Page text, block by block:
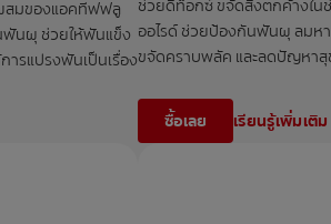
ผสมของแอคทีฟฟลู
ฟันผุ ช่วยให้ฟันแข็ง
ารแปรงฟันเป็นเรื่อง
ช่วยดีท็อกซ์ ขจัดสิ่งตกค้างใ
ออไรด์ ช่วยป้องกันฟันผุ ลมห
ขจัดคราบพลัค และลดปัญหาสุ
ซื้อเลย เรียนรู้เพิ่มเติม